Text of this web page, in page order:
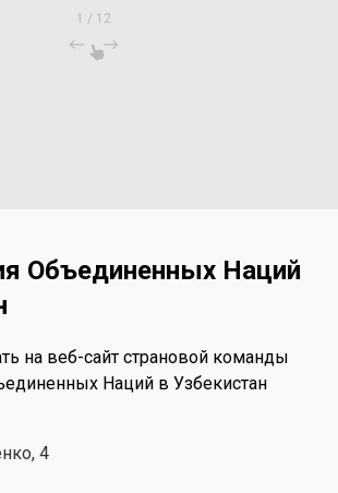
1 / 12
Объединенных Наций
на веб-сайт страновой команды
Наций в Узбекистан
4